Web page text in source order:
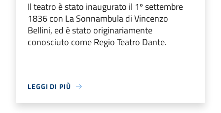
Il teatro è stato inaugurato il 1º settembre
1836 con La Sonnambula di Vincenzo
Bellini, ed è stato originariamente
conosciuto come Regio Teatro Dante.
LEGGI DI PIÙ